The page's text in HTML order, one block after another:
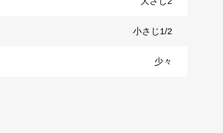
小さじ1/2
少々